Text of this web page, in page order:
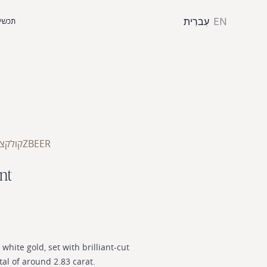
EN עִברִית
ZBEER
nt
white gold, set with brilliant-cut
of around 2.83 carat.